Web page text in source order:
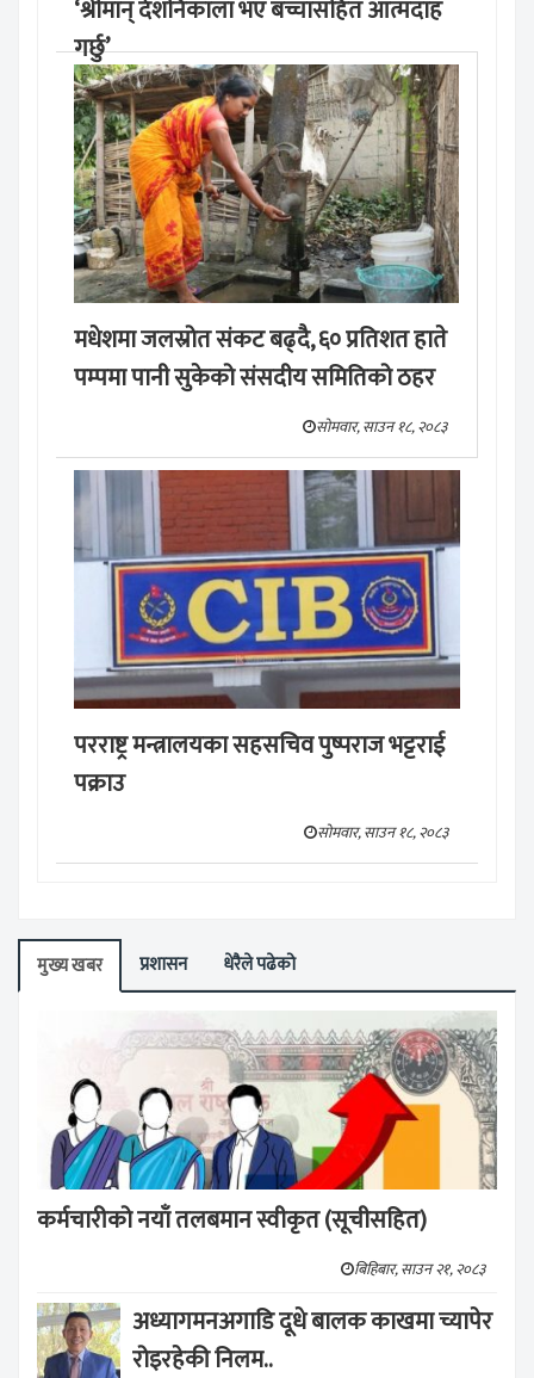
‘श्रीमान् देशनिकाला भए बच्चासहित आत्मदाह
गर्छु’
मङ्लबार, साउन १९, २०८३
मधेशमा जलस्रोत संकट बढ्दै, ६० प्रतिशत हाते
पम्पमा पानी सुकेको संसदीय समितिको ठहर
सोमवार, साउन १८, २०८३
परराष्ट्र मन्त्रालयका सहसचिव पुष्पराज भट्टराई
पक्राउ
सोमवार, साउन १८, २०८३
मुख्य खबर प्रशासन धेरैले पढेको
कर्मचारीको नयाँ तलबमान स्वीकृत (सूचीसहित)
बिहिबार, साउन २१, २०८३
अध्यागमनअगाडि दूधे बालक काखमा च्यापेर
रोइरहेकी निलम..